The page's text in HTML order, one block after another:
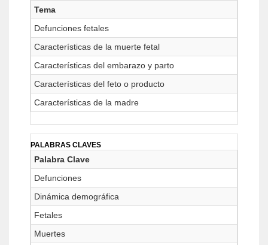
Tema
Defunciones fetales
Características de la muerte fetal
Características del embarazo y parto
Características del feto o producto
Características de la madre
PALABRAS CLAVES
Palabra Clave
Defunciones
Dinámica demográfica
Fetales
Muertes